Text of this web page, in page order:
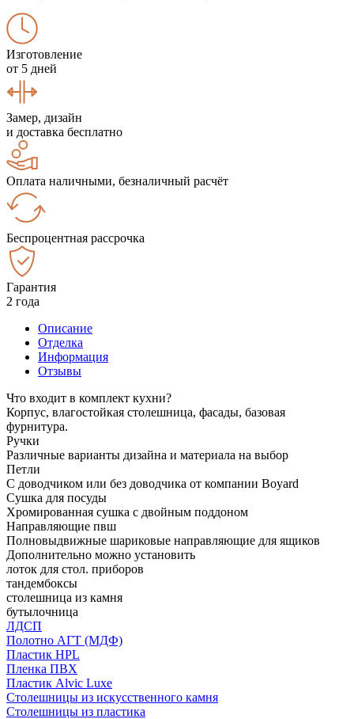
Изготовление
от 5 дней
Замер, дизайн
и доставка бесплатно
Оплата наличными, безналичный расчёт
Беспроцентная рассрочка
Гарантия
2 года
Описание
Отделка
Информация
Отзывы
Что входит в комплект кухни?
Корпус, влагостойкая столешница, фасады, базовая
фурнитура.
Ручки
Различные варианты дизайна и материала на выбор
Петли
С доводчиком или без доводчика от компании Boyard
Сушка для посуды
Хромированная сушка с двойным поддоном
Направляющие пвш
Полновыдвижные шариковые направляющие для ящиков
Дополнительно можно установить
лоток для стол. приборов
тандембоксы
столешница из камня
бутылочница
ЛДСП
Полотно АГТ (МДФ)
Пластик HPL
Пленка ПВХ
Пластик Alvic Luxe
Столешницы из искусственного камня
Столешницы из пластика